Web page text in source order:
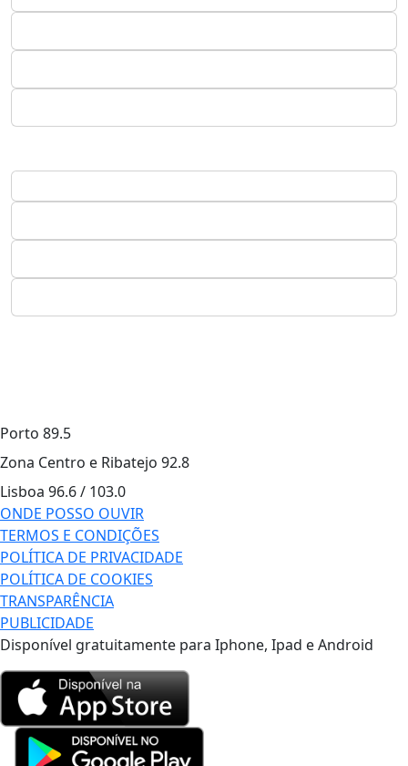
Porto 89.5
Zona Centro e Ribatejo 92.8
Lisboa 96.6 / 103.0
ONDE POSSO OUVIR
TERMOS E CONDIÇÕES
POLÍTICA DE PRIVACIDADE
POLÍTICA DE COOKIES
TRANSPARÊNCIA
PUBLICIDADE
Disponível gratuitamente para Iphone, Ipad e Android